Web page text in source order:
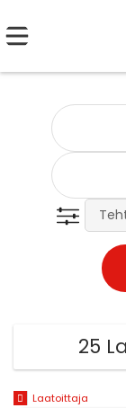
25
Laatoittaja